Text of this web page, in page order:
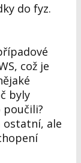
do fyz.
což je
byly
poučili?
ostatní, ale